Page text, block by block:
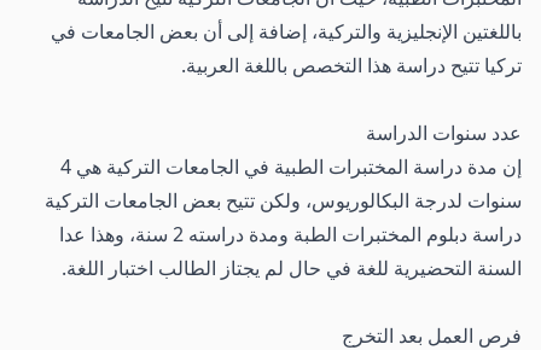
باللغتين الإنجليزية والتركية، إضافة إلى أن بعض الجامعات في
تركيا تتيح دراسة هذا التخصص باللغة العربية.
عدد سنوات الدراسة
إن مدة دراسة المختبرات الطبية في الجامعات التركية هي 4
سنوات لدرجة البكالوريوس، ولكن تتيح بعض الجامعات التركية
دراسة دبلوم المختبرات الطبة ومدة دراسته 2 سنة، وهذا عدا
السنة التحضيرية للغة في حال لم يجتاز الطالب اختبار اللغة.
فرص العمل بعد التخرج